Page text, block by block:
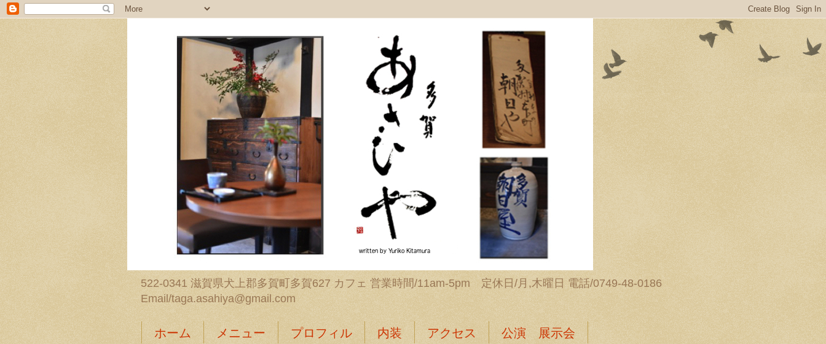
522-0341 滋賀県犬上郡多賀町多賀627 カフェ 営業時間/11am-5pm 定休日/月,木曜日 電話/0749-48-0186
Email/taga.asahiya@gmail.com
ホーム メニュー プロフィル 内装 アクセス 公演 展示会